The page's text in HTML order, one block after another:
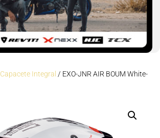
Capacete Integral / EXO-JNR AIR BOUM White-